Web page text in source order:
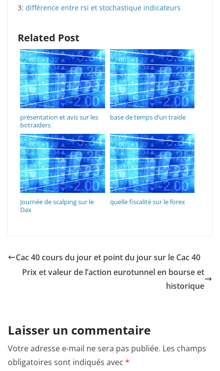
3: différence entre rsi et stochastique indicateurs
Related Post
présentation et avis sur les
botraiders
base de temps d’un traide
Journée de scalping sur le
Dax
quelle fiscalité sur le forex
Cac 40 cours du jour et point du jour sur le Cac 40
Prix et valeur de l’action eurotunnel en bourse et
historique
Laisser un commentaire
Votre adresse e-mail ne sera pas publiée. Les champs
obligatoires sont indiqués avec *